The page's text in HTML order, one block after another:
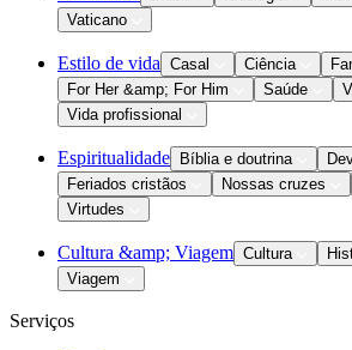
Vaticano
Estilo de vida Casal Ciência
For Her &amp; For Him
Saúde
Vida profissional
Espiritualidade Bíblia e doutrina
Feriados cristãos
Nossas cruzes
Virtudes
Cultura &amp; Viagem Cultura
Viagem
Serviços